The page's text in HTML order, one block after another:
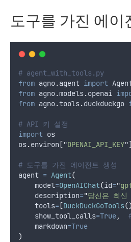
도구를 가진 에이
# agent_with_tools.py
from agno.agent import
from agno.models.openai
from agno.tools.duckduckgo
# API 키 설정
import os
os.environ ["OPENAI_API_KEY"]
# 도구를 가진 에이전트 생성
agent = Agent(
model=OpenAIChat(id="
description="당신은 최
tools= [DuckDuckGoTools
show_tool_calls=True,
markdown=True
)